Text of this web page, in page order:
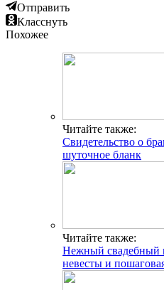
Отправить
Класснуть
Похожее
Читайте также:
Свидетельство о
шуточное бланк
Читайте также:
Нежный свадебный
невесты и